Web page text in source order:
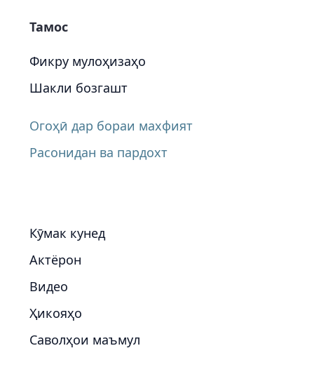
Тамос
Фикру мулоҳизаҳо
Шакли бозгашт
Огоҳӣ дар бораи махфият
Расонидан ва пардохт
Кӯмак кунед
Актёрон
Видео
Ҳикояҳо
Саволҳои маъмул